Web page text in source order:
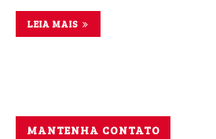
LEIA MAIS
MANTENHA CONTATO